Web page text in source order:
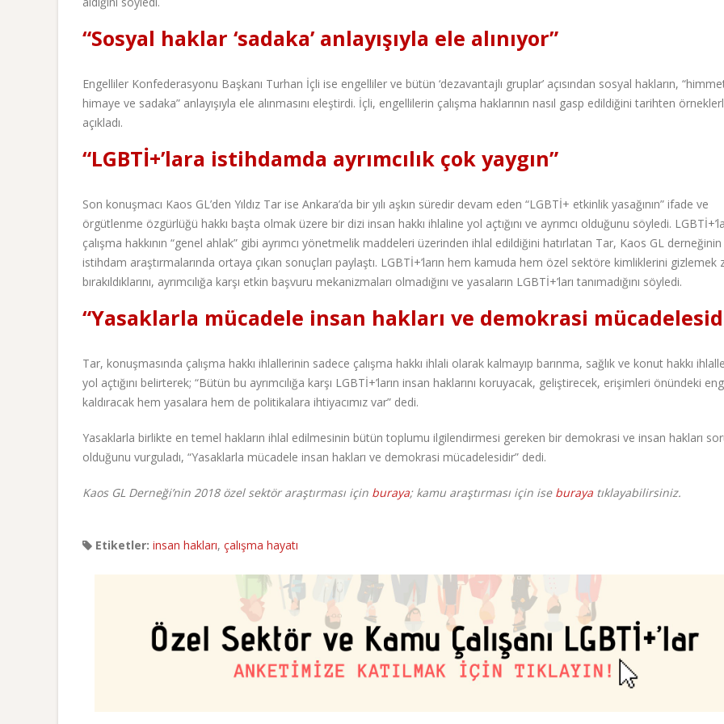
“Sosyal haklar ‘sadaka’ anlayışıyla ele alınıyor”
Engelliler Konfederasyonu Başkanı Turhan İçli ise engelliler ve bütün ‘dezavantajlı gruplar’ açısından sosyal hakların,
himaye ve sadaka” anlayışıyla ele alınmasını eleştirdi. İçli, engellilerin çalışma haklarının nasıl gasp edildiğini tarihten
açıkladı.
“LGBTİ+’lara istihdamda ayrımcılık çok yaygın”
Son konuşmacı Kaos GL’den Yıldız Tar ise Ankara’da bir yılı aşkın süredir devam eden “LGBTİ+ etkinlik yasağının” ifade ve
örgütlenme özgürlüğü hakkı başta olmak üzere bir dizi insan hakkı ihlaline yol açtığını ve ayrımcı olduğunu söyledi.
çalışma hakkının “genel ahlak” gibi ayrımcı yönetmelik maddeleri üzerinden ihlal edildiğini hatırlatan Tar, Kaos GL derneğinin
istihdam araştırmalarında ortaya çıkan sonuçları paylaştı. LGBTİ+’ların hem kamuda hem özel sektöre kimliklerini gizlemek
bırakıldıklarını, ayrımcılığa karşı etkin başvuru mekanizmaları olmadığını ve yasaların LGBTİ+’ları tanımadığını söyledi.
“Yasaklarla mücadele insan hakları ve demokrasi
Tar, konuşmasında çalışma hakkı ihlallerinin sadece çalışma hakkı ihlali olarak kalmayıp barınma, sağlık ve konut hakkı
yol açtığını belirterek; “Bütün bu ayrımcılığa karşı LGBTİ+’ların insan haklarını koruyacak, geliştirecek, erişimleri önündeki
kaldıracak hem yasalara hem de politikalara ihtiyacımız var” dedi.
Yasaklarla birlikte en temel hakların ihlal edilmesinin bütün toplumu ilgilendirmesi gereken bir demokrasi ve insan hakları
olduğunu vurguladı, “Yasaklarla mücadele insan hakları ve demokrasi mücadelesidir” dedi.
Kaos GL Derneği’nin 2018 özel sektör araştırması için buraya; kamu araştırması için ise buraya tıklayabilirsiniz.
Etiketler: insan hakları, çalışma hayatı